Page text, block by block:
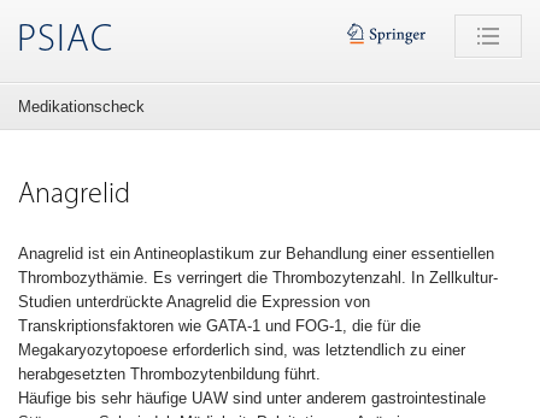
PSIAC
Medikationscheck
Anagrelid
Anagrelid ist ein Antineoplastikum zur Behandlung einer essentiellen
Thrombozythämie. Es verringert die Thrombozytenzahl. In Zellkultur-
Studien unterdrückte Anagrelid die Expression von
Transkriptionsfaktoren wie GATA-1 und FOG-1, die für die
Megakaryozytopoese erforderlich sind, was letztendlich zu einer
herabgesetzten Thrombozytenbildung führt.
Häufige bis sehr häufige UAW sind unter anderem gastrointestinale